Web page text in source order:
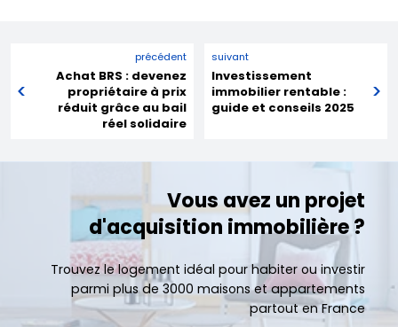
précédent
Achat BRS : devenez
propriétaire à prix
réduit grâce au bail
réel solidaire
suivant
Investissement
immobilier rentable :
guide et conseils 2025
Vous avez un projet
d'acquisition immobilière ?
Trouvez le logement idéal pour habiter ou investir
parmi plus de 3000 maisons et appartements
partout en France